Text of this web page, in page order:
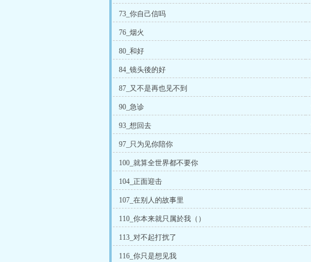
73_你自己信吗
76_烟火
80_和好
84_镜头後的好
87_又不是再也见不到
90_急诊
93_想回去
97_只为见你陪你
100_就算全世界都不要你
104_正面迎击
107_在别人的故事里
110_你本来就只属於我（）
113_对不起打扰了
116_你只是想见我